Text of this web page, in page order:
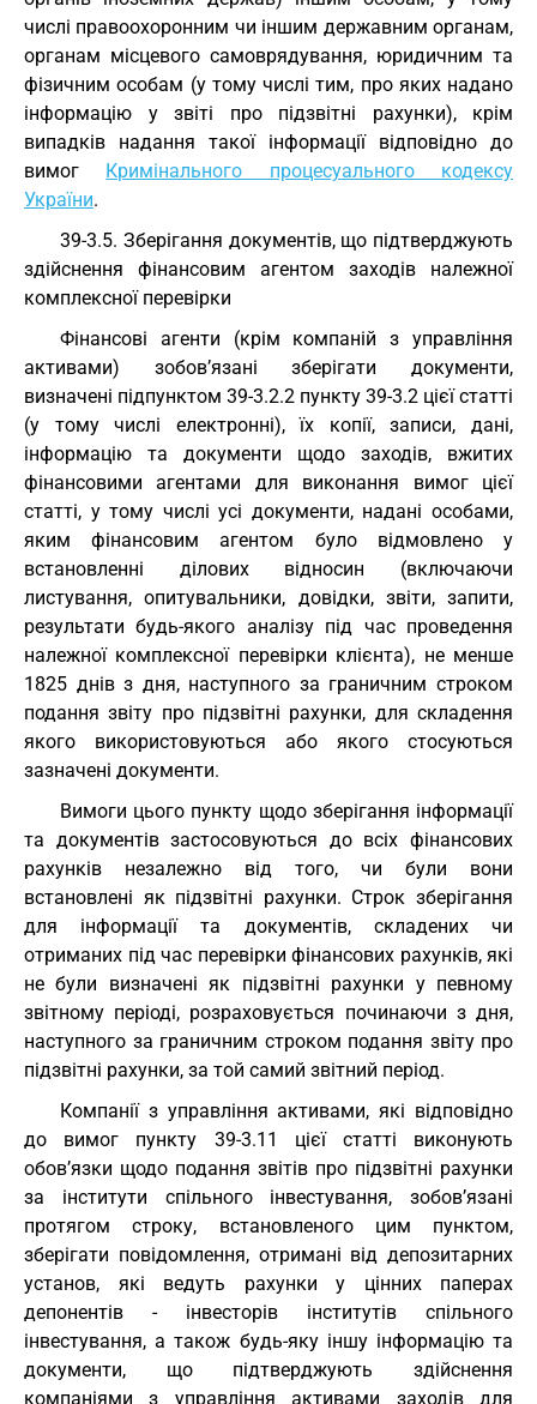
числі правоохоронним чи іншим державним органам,
органам місцевого самоврядування, юридичним та
фізичним особам (у тому числі тим, про яких надано
інформацію у звіті про підзвітні рахунки), крім
випадків надання такої інформації відповідно до
вимог Кримінального процесуального кодексу
України.
39-3.5. Зберігання документів, що підтверджують
здійснення фінансовим агентом заходів належної
комплексної перевірки
Фінансові агенти (крім компаній з управління
активами) зобов’язані зберігати документи,
визначені підпунктом 39-3.2.2 пункту 39-3.2 цієї статті
(у тому числі електронні), їх копії, записи, дані,
інформацію та документи щодо заходів, вжитих
фінансовими агентами для виконання вимог цієї
статті, у тому числі усі документи, надані особами,
яким фінансовим агентом було відмовлено у
встановленні ділових відносин (включаючи
листування, опитувальники, довідки, звіти, запити,
результати будь-якого аналізу під час проведення
належної комплексної перевірки клієнта), не менше
1825 днів з дня, наступного за граничним строком
подання звіту про підзвітні рахунки, для складення
якого використовуються або якого стосуються
зазначені документи.
Вимоги цього пункту щодо зберігання інформації
та документів застосовуються до всіх фінансових
рахунків незалежно від того, чи були вони
встановлені як підзвітні рахунки. Строк зберігання
для інформації та документів, складених чи
отриманих під час перевірки фінансових рахунків, які
не були визначені як підзвітні рахунки у певному
звітному періоді, розраховується починаючи з дня,
наступного за граничним строком подання звіту про
підзвітні рахунки, за той самий звітний період.
Компанії з управління активами, які відповідно
до вимог пункту 39-3.11 цієї статті виконують
обов’язки щодо подання звітів про підзвітні рахунки
за інститути спільного інвестування, зобов’язані
протягом строку, встановленого цим пунктом,
зберігати повідомлення, отримані від депозитарних
установ, які ведуть рахунки у цінних паперах
депонентів - інвесторів інститутів спільного
інвестування, а також будь-яку іншу інформацію та
документи, що підтверджують здійснення
компаніями з управління активами заходів для